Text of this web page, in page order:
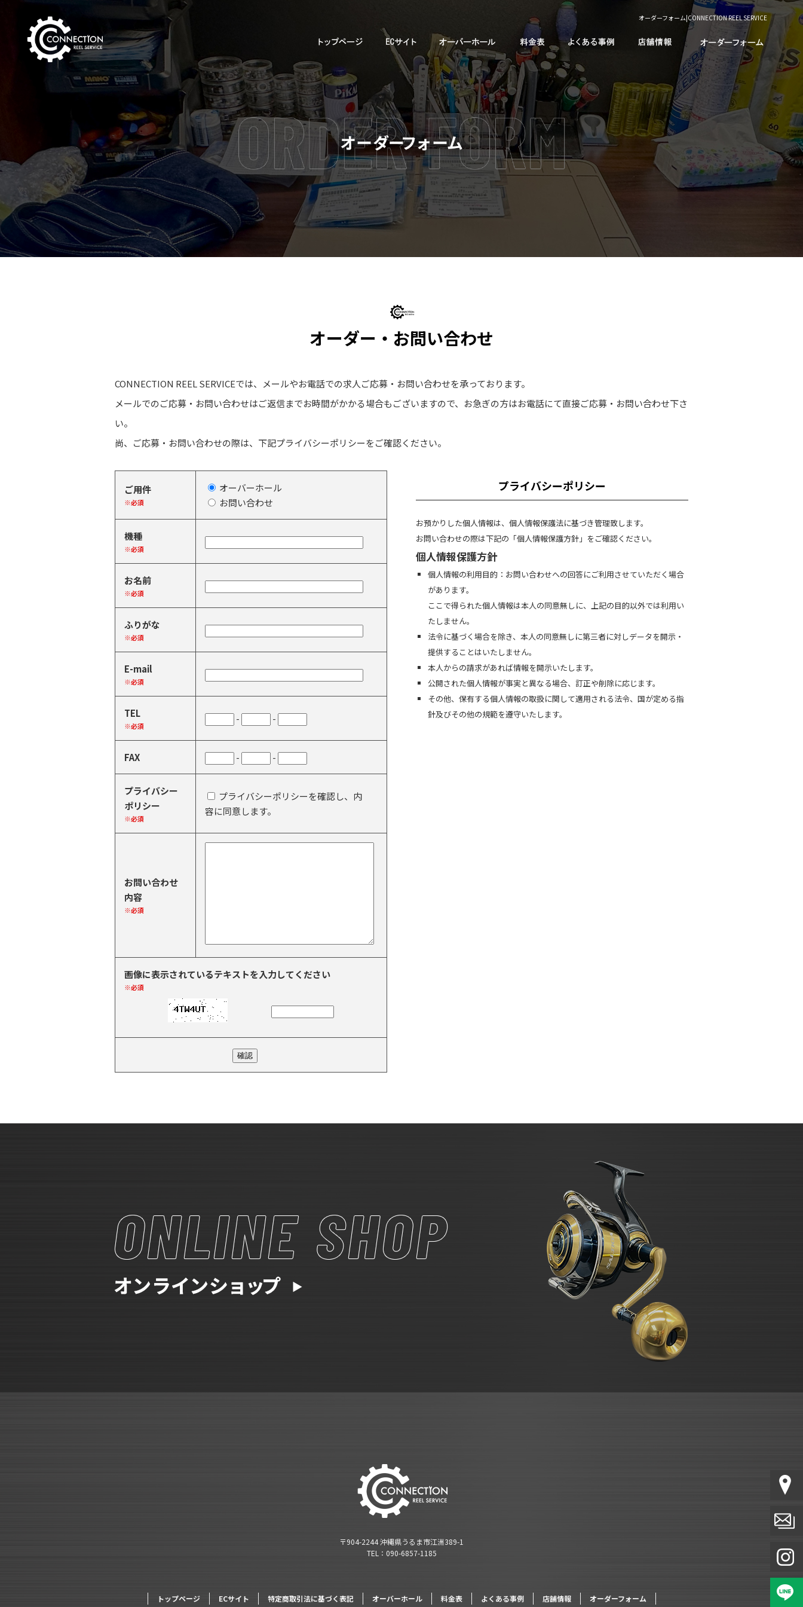
オーダーフォーム|CONNECTION REEL SERVICE
オーダー・お問い合わせ
CONNECTION REEL SERVICEでは、メールやお電話での求人ご応募・お問い合わせを承っております。
メールでのご応募・お問い合わせはご返信までお時間がかかる場合もございますので、お急ぎの方はお電話にて直接ご応募・お問い合わせ下さ
い。
尚、ご応募・お問い合わせの際は、下記プライバシーポリシーをご確認ください。
ご用件
※必須
オーバーホール
お問い合わせ
機種
※必須
お名前
※必須
ふりがな
※必須
E-mail
※必須
TEL
※必須
- -
FAX - -
プライバシー
ポリシー
※必須
プライバシーポリシーを確認し、内
容に同意します。
お問い合わせ
内容
※必須
画像に表示されているテキストを入力してください
※必須
プライバシーポリシー
お預かりした個人情報は、個人情報保護法に基づき管理致します。
お問い合わせの際は下記の「個人情報保護方針」をご確認ください。
個人情報保護方針
個人情報の利用目的：お問い合わせへの回答にご利用させていただく場合
があります。
ここで得られた個人情報は本人の同意無しに、上記の目的以外では利用い
たしません。
法令に基づく場合を除き、本人の同意無しに第三者に対しデータを開示・
提供することはいたしません。
本人からの請求があれば情報を開示いたします。
公開された個人情報が事実と異なる場合、訂正や削除に応じます。
その他、保有する個人情報の取扱に関して適用される法令、国が定める指
針及びその他の規範を遵守いたします。
トップページ ECサイト 特定商取引法に基づく表記 オーバーホール 料金表 よくある事例 店舗情報 オーダーフォーム
〒904-2244 沖縄県うるま市江洲389-1
TEL：090-6857-1185